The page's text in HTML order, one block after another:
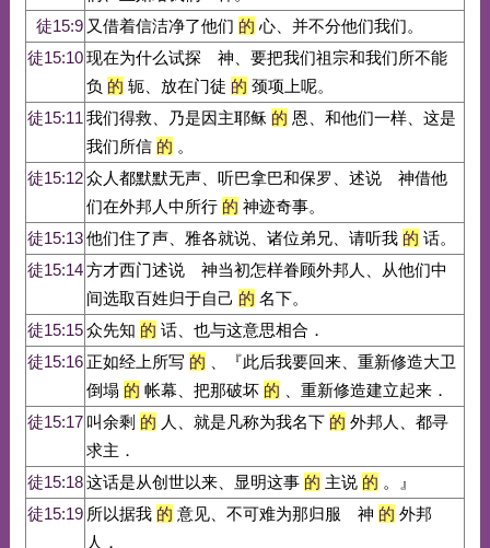
徒15:9 又借着信洁净了他们 的 心、并不分他们我们。
徒15:10现在为什么试探 神、要把我们祖宗和我们所不能
负 的 轭、放在门徒 的 颈项上呢。
徒15:11 我们得救、乃是因主耶稣 的 恩、和他们一样、这是
我们所信 的 。
徒15:12众人都默默无声、听巴拿巴和保罗、述说 神借他
们在外邦人中所行 的 神迹奇事。
徒15:13他们住了声、雅各就说、诸位弟兄、请听我 的 话。
徒15:14方才西门述说 神当初怎样眷顾外邦人、从他们中
间选取百姓归于自己 的 名下。
徒15:15众先知 的 话、也与这意思相合．
徒15:16 正如经上所写 的 、『此后我要回来、重新修造大卫
倒塌 的 帐幕、把那破坏 的 、重新修造建立起来．
徒15:17 叫余剩 的 人、就是凡称为我名下 的 外邦人、都寻
求主．
徒15:18这话是从创世以来、显明这事 的 主说 的 。』
徒15:19 所以据我 的 意见、不可难为那归服 神 的 外邦
人．